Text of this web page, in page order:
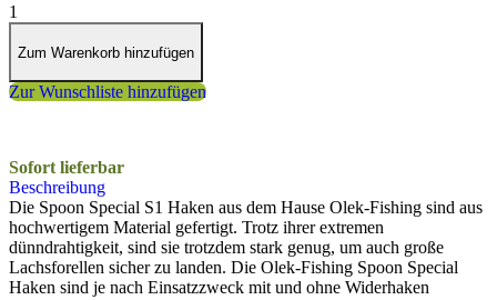
1
Zum Warenkorb hinzufügen
Zur Wunschliste hinzufügen
Sofort lieferbar
Beschreibung
Die Spoon Special S1 Haken aus dem Hause Olek-Fishing sind aus
hochwertigem Material gefertigt. Trotz ihrer extremen
dünndrahtigkeit, sind sie trotzdem stark genug, um auch große
Lachsforellen sicher zu landen. Die Olek-Fishing Spoon Special
Haken sind je nach Einsatzzweck mit und ohne Widerhaken